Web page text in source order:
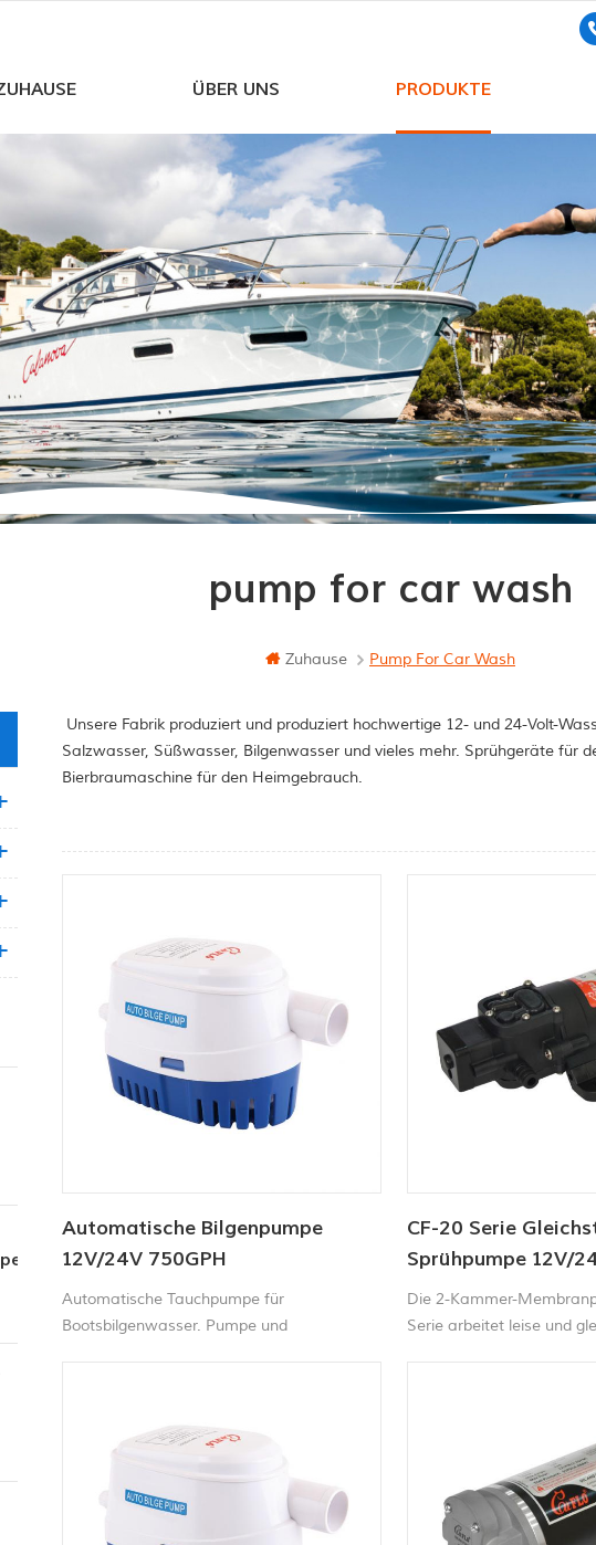
ÜBER UNS PRODUKTE
pump for car wash
Zuhause Pump For Car Wash
Unsere Fabrik produziert und produziert hochwertige 12- und 24-Volt-
Salzwasser, Süßwasser, Bilgenwasser und vieles mehr. Sprühgeräte für
Bierbraumaschine für den Heimgebrauch.
Automatische Bilgenpumpe
12V/24V 750GPH
Automatische Tauchpumpe für
Bootsbilgenwasser. Pumpe und
ein, wenn der Wasserstand steigt, und
entfernt wird.
CF-20 Serie
Sprühpumpe 12V/
35-70PSI
Die 2-Kammer-
Serie arbeitet leise und
integrierten
stoppt die Pumpe
und Schließen des